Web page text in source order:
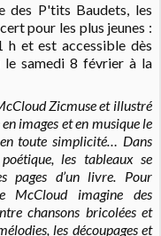
des P'tits Baudets, les
pour les plus jeunes :
h et est accessible dès
le samedi 8 février à la
Zicmuse et illustré
images et en musique le
en toute simplicité… Dans
les tableaux se
pages d’un livre. Pour
McCloud imagine des
chansons bricolées et
les découpages et